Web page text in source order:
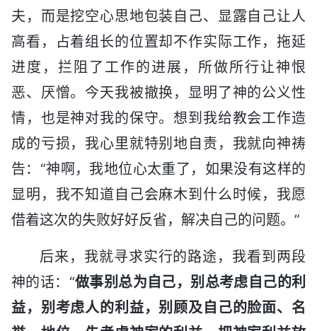
夫，而是挖空心思地包装自己、显露自己让人
高看，占着组长的位置却不作实际工作，拖延
进度，拦阻了工作的进展，所做所行让神恨
恶、厌憎。今天我被撤换，显明了神的公义性
情，也是神对我的保守。想到我给教会工作造
成的亏损，我心里就特别地自责，我就向神祷
告：“神啊，我地位心太重了，如果没有这样的
显明，我不知道自己会麻木到什么时候，我愿
借着这次的失败好好反省，解决自己的问题。”
后来，我就寻求实行的路途，我看到两段
神的话：“做事别总为自己，别总考虑自己的利
益，别考虑人的利益，别顾及自己的脸面、名